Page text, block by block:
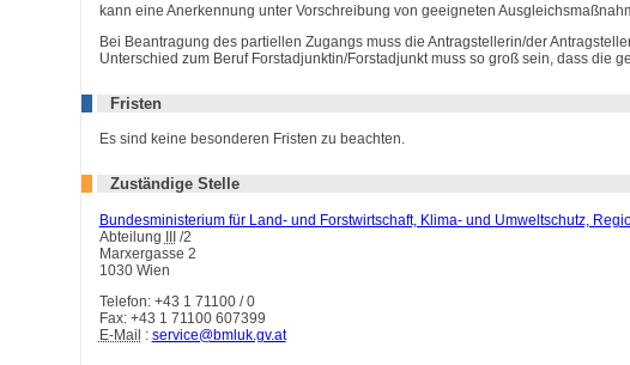
kann eine Anerkennung unter Vorschreibung von geeigneten
Bei Beantragung des partiellen Zugangs muss die Antragstellerin/der
Unterschied zum Beruf Forstadjunktin/Forstadjunkt muss so groß sein, dass die
Fristen
Es sind keine besonderen Fristen zu beachten.
Zuständige Stelle
Bundesministerium für Land- und Forstwirtschaft, Klima- und Umweltschutz,
Abteilung III/2
Marxergasse 2
1030 Wien
Telefon: +43 1 71100 / 0
Fax: +43 1 71100 607399
E-Mail : service@bmluk.gv.at